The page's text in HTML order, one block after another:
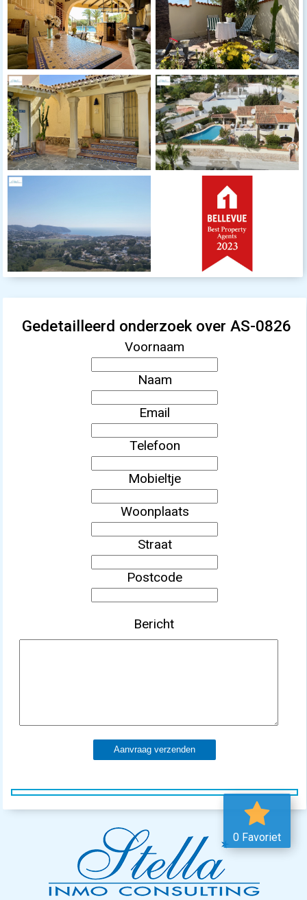
Gedetailleerd onderzoek over AS-0826
Voornaam
Naam
Email
Telefoon
Mobieltje
Woonplaats
Straat
Postcode
Bericht
Aanvraag verzenden
0 Favoriet